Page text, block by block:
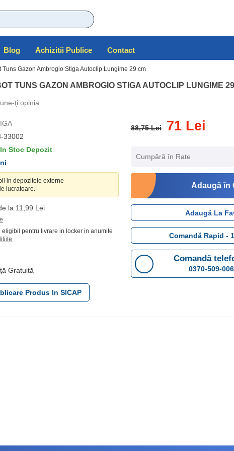
Blog Achizitii Publice Contact
Tuns Gazon Ambrogio Stiga Autoclip Lungime 29 cm
TUNS GAZON AMBROGIO STIGA AUTOCLIP LUNGIME
ţi opinia
33002
In Stoc Depozit
in depozitele externe
lucratoare.
la 11,99 Lei
eligibil pentru livrare in locker in anumite
Gratuită
Produs In SICAP
88,75 Lei 71 Lei
Cumpără în Rate
Adaugă în
Adaugă La
Comandă Rapid -
Comandă
0370-509-006